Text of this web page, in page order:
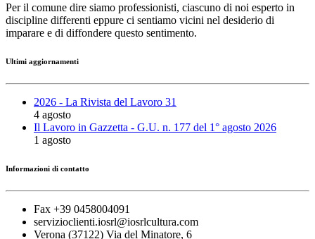
Per il comune dire siamo professionisti, ciascuno di noi esperto in
discipline differenti eppure ci sentiamo vicini nel desiderio di
imparare e di diffondere questo sentimento.
Ultimi aggiornamenti
2026 - La Rivista del Lavoro 31
4 agosto
Il Lavoro in Gazzetta - G.U. n. 177 del 1° agosto 2026
1 agosto
Informazioni di contatto
Fax +39 0458004091
servizioclienti.iosrl@iosrlcultura.com
Verona (37122) Via del Minatore, 6